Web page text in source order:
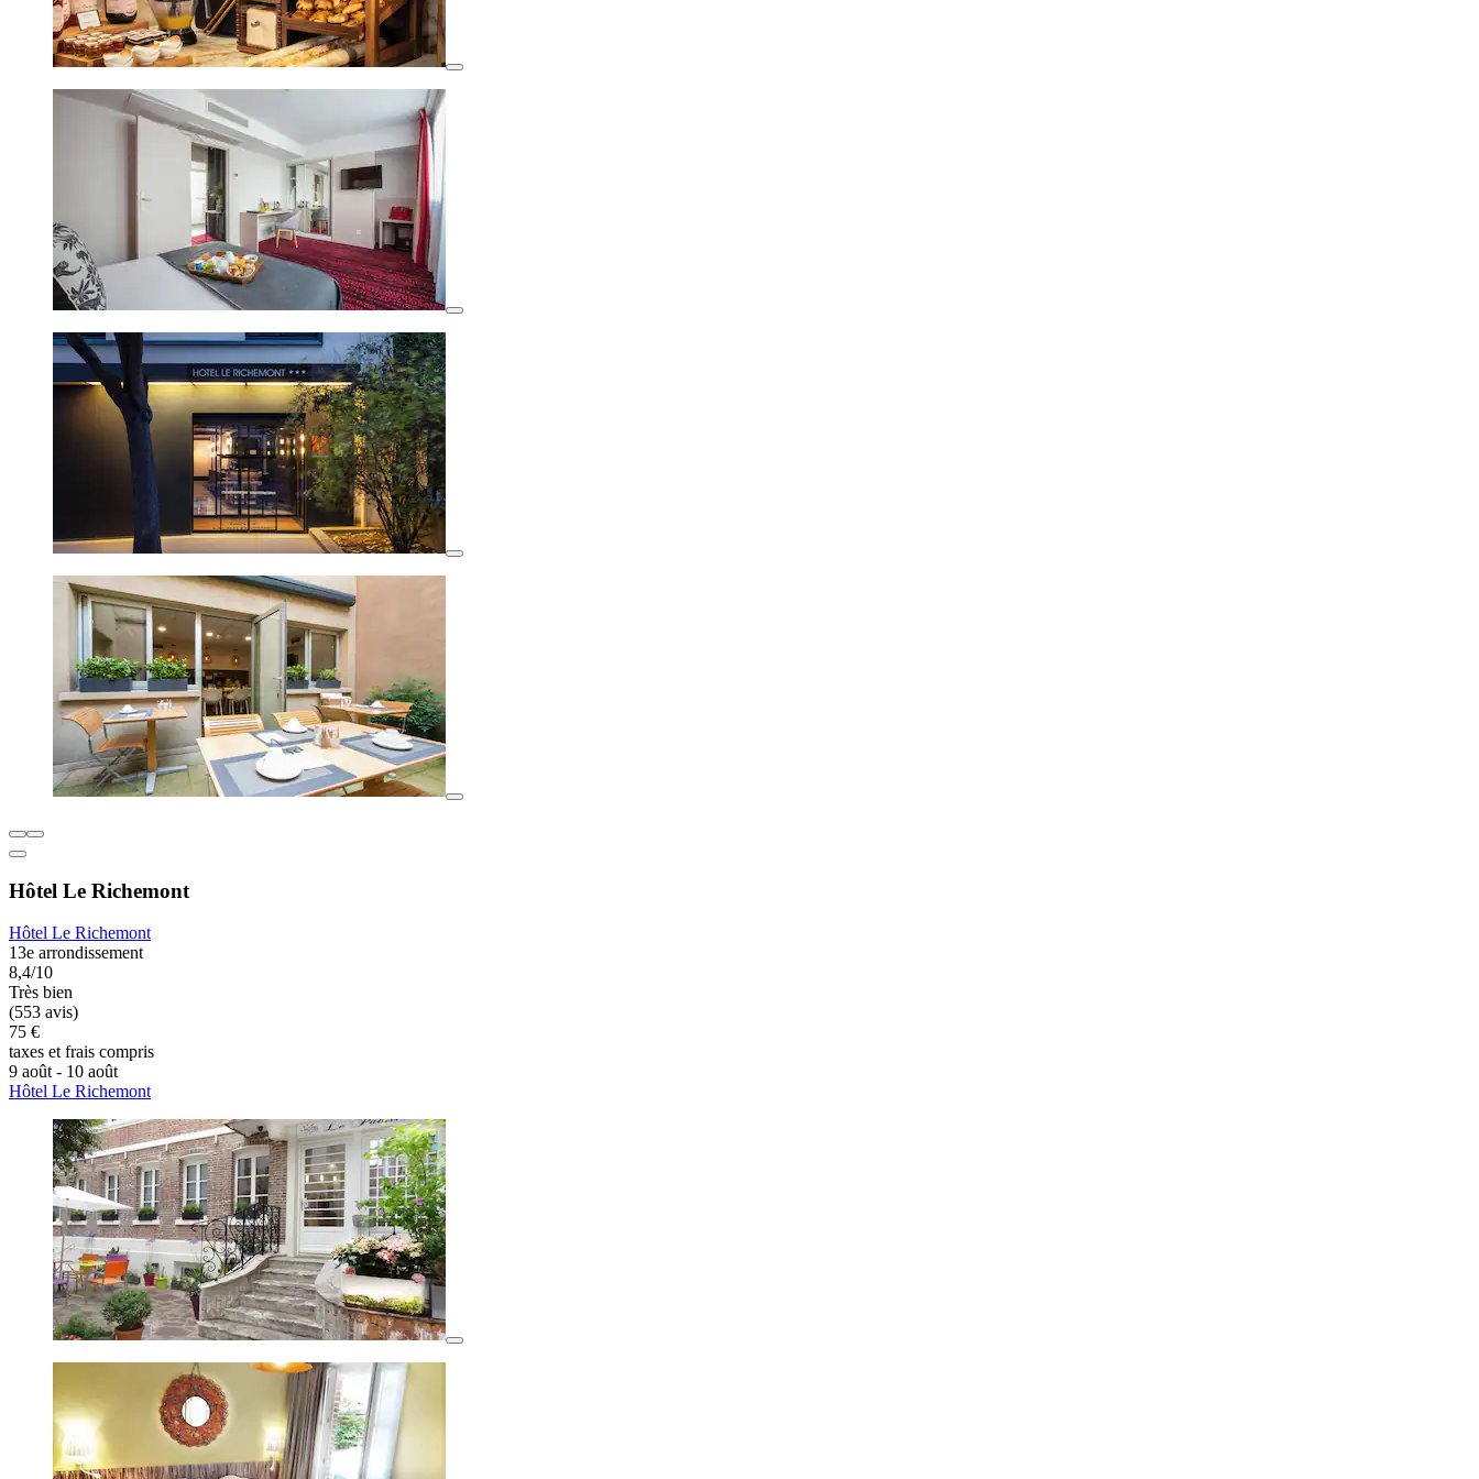
Hôtel Le Richemont
Hôtel Le Richemont
13e arrondissement
8,4/10
Très bien
(553 avis)
75 €
taxes et frais compris
9 août - 10 août
Hôtel Le Richemont